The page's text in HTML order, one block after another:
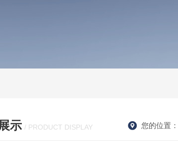
示 / PRODUCT DISPLAY 您的位置：